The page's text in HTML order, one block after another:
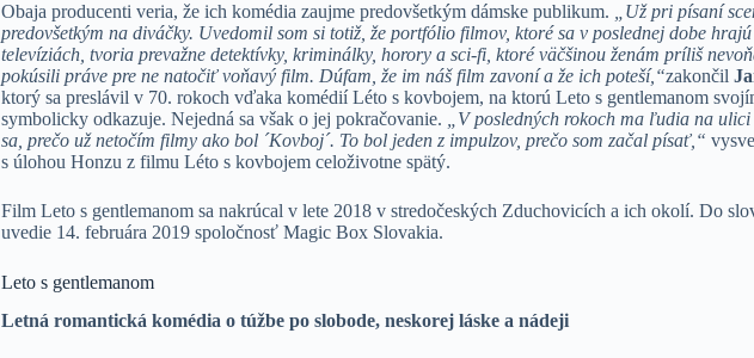
Obaja producenti veria, že ich komédia zaujme predovšetkým dámske publikum.
„Už pri písaní
predovšetkým na diváčky. Uvedomil som si totiž, že portfólio filmov, ktoré sa v poslednej dobe
televíziách, tvoria prevažne detektívky, kriminálky, horory a sci-fi, ktoré väčšinou ženám príliš
pokúsili práve pre ne natočiť voňavý film. Dúfam, že im náš film zavoní a že ich poteší,“zakončil
ktorý sa preslávil v 70. rokoch vďaka komédií Léto s kovbojem, na ktorú Leto s gentlemanom
symbolicky odkazuje. Nejedná sa však o jej pokračovanie.
„V posledných rokoch ma ľudia na
sa, prečo už netočím filmy ako bol ´Kovboj´. To bol jeden z impulzov, prečo som začal písať,“
s úlohou Honzu z filmu Léto s kovbojem celoživotne spätý.
Film Leto s gentlemanom sa nakrúcal v lete 2018 v stredočeských Zduchovicích a ich okolí. Do
uvedie 14. februára 2019 spoločnosť Magic Box Slovakia.
Leto s gentlemanom
Letná romantická komédia o túžbe po slobode, neskorej láske a nádeji